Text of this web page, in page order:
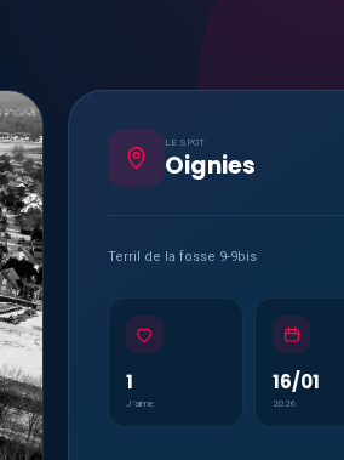
LE SPOT
Oignies
Terril de la fosse 9-9bis
1
J’aime
16/01
2026